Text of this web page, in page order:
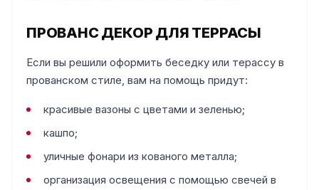
ПРОВАНС ДЕКОР ДЛЯ ТЕРРАСЫ
Если вы решили оформить беседку или терассу в
прованском стиле, вам на помощь придут:
красивые вазоны с цветами и зеленью;
кашпо;
уличные фонари из кованого металла;
организация освещения с помощью свечей в